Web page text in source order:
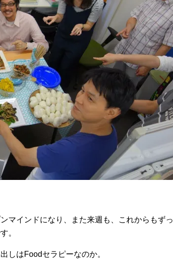
マインドになり、また来週も、これからもずっ
。
しはFoodセラピーなのか。